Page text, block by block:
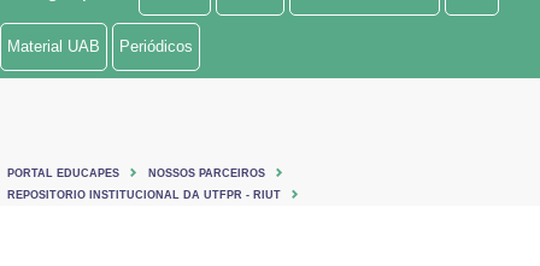
Ministério de Minas e Energia
Ministério do Turismo
Material UAB Periódicos
PORTAL EDUCAPES
NOSSOS PARCEIROS
REPOSITORIO INSTITUCIONAL DA UTFPR - RIUT